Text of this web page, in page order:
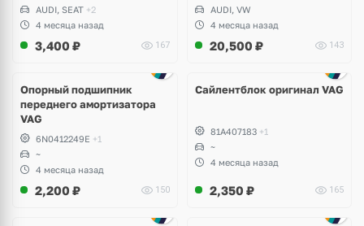
AUDI, SEAT +2
4 месяца назад
3,400 ₽ 167
AUDI, VW
4 месяца назад
20,500 ₽ 143
Опорный подшипник
переднего амортизатора
VAG
6N0412249E +1
~
4 месяца назад
2,200 ₽ 150
Сайлентблок оригинал VAG
81A407183 +1
~
4 месяца назад
2,350 ₽ 165